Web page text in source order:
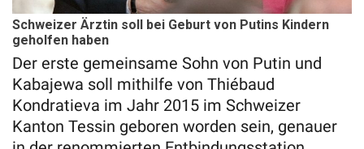
Schweizer Ärztin soll bei Geburt von Putins Kindern
geholfen haben
Der erste gemeinsame Sohn von Putin und
Kabajewa soll mithilfe von Thiébaud
Kondratieva im Jahr 2015 im Schweizer
Kanton Tessin geboren worden sein, genauer